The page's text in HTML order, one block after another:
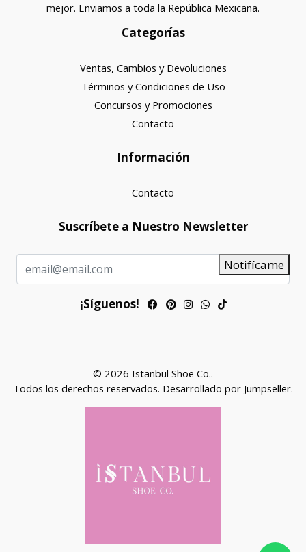
mejor. Enviamos a toda la República Mexicana.
Categorías
Ventas, Cambios y Devoluciones
Términos y Condiciones de Uso
Concursos y Promociones
Contacto
Información
Contacto
Suscríbete a Nuestro Newsletter
Notifícame
¡Síguenos!
© 2026 Istanbul Shoe Co..
Todos los derechos reservados. Desarrollado por Jumpseller.